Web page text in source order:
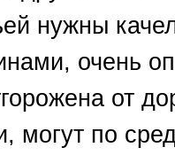
нужны
очень
от
могут по